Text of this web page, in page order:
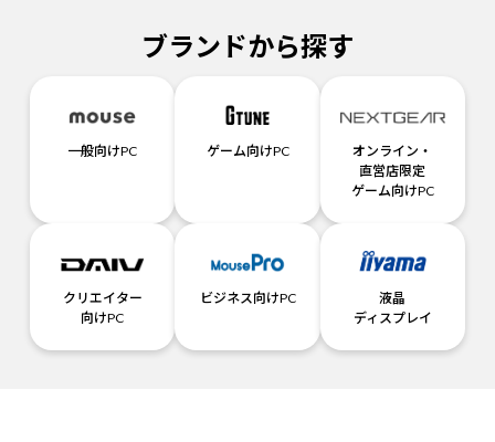
ブランドから探す
一般向けPC ゲーム向けPC
オンライン・
直営店限定
ゲーム向けPC
クリエイター
向けPC
ビジネス向けPC
液晶
ディスプレイ